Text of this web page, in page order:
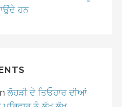
ਹਨ
ਲੋਹੜੀ ਦੇ ਤਿਓਹਾਰ ਦੀਆਂ